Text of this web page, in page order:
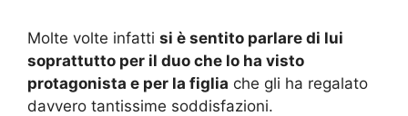
Molte volte infatti si è sentito parlare di lui
soprattutto per il duo che lo ha visto
protagonista e per la figlia che gli ha regalato
davvero tantissime soddisfazioni.